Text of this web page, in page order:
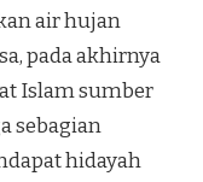
air hujan
pada akhirnya
Islam sumber
sebagian
hidayah